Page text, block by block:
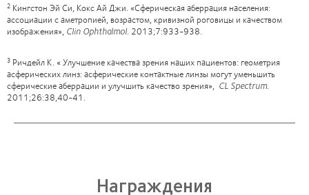
2 Кингстон Эй Си, Кокс Ай Джи. «Сферическая аберрация населения:
ассоциации с аметропией, возрастом, кривизной роговицы и качеством
изображения», Clin Ophthalmol. 2013;7:933-938.
3 Ричдейл К. « Улучшение качества зрения наших пациентов: геометрия
асферических линз: асферические контактные линзы могут уменьшить
сферические аберрации и улучшить качество зрения», CL Spectrum.
2011;26:38,40-41.
Награждения